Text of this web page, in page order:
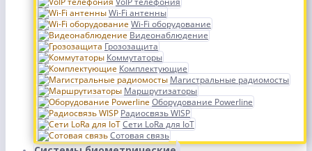
Wi-Fi антенны
Wi-Fi оборудование
Видеонаблюдение
Грозозащита
Коммутаторы
Комплектующие
Магистральные радиомосты
Маршрутизаторы
Оборудование Powerline
Радиосвязь WISP
Сети LoRa для IoT
Сотовая связь